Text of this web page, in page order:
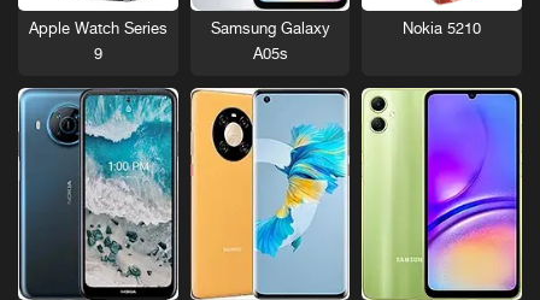
Nokia 5210
Samsung Galaxy
A05s
Apple Watch Series
9